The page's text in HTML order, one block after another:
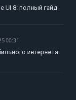
UI 8: полный гайд
00:31
интернета: